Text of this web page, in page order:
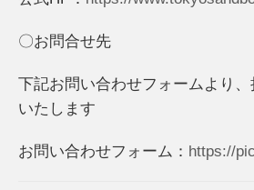
〇お問合せ先
下記お問い合わせフォームより
いたします
お問い合わせフォーム： https://